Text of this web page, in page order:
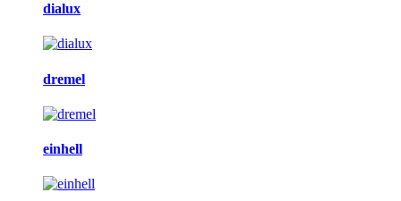
dialux
dremel
einhell